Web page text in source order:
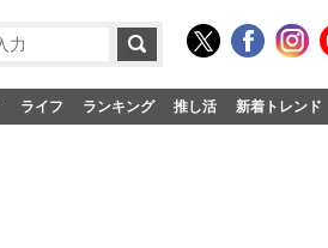
ライフ ランキング 推し活 新着トレンド